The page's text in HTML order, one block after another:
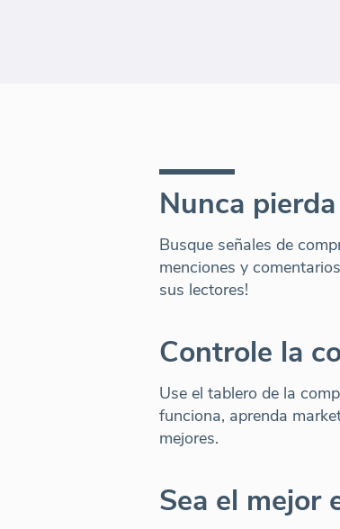
Nunca
Busque señales de
menciones y
sus lectores!
Controle la
Use el tablero de la
funciona, aprenda
mejores.
Sea el mejor